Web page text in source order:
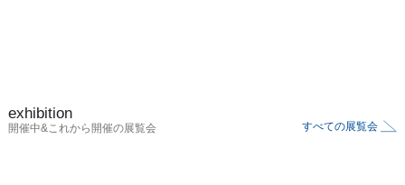
exhibition
開催中&これから開催の展覧会 すべての展覧会